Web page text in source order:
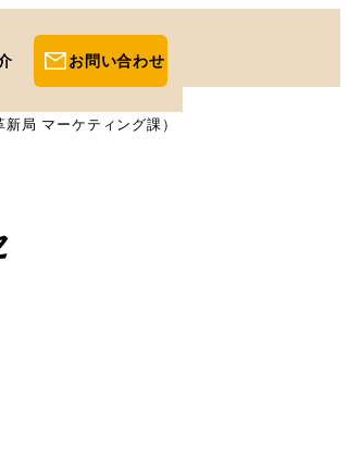
お問い合わせ
局 マーケティング課）